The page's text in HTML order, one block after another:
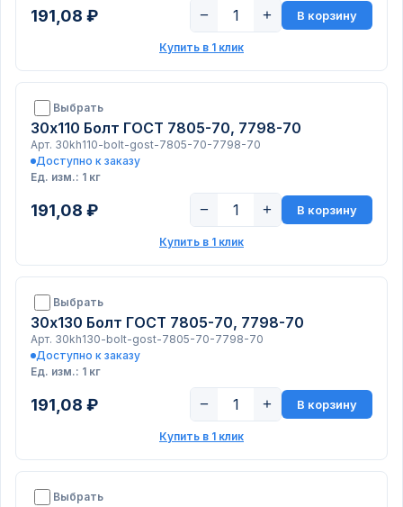
191,08 ₽ − + В корзину
Купить в 1 клик
Выбрать
30х110 Болт ГОСТ 7805-70, 7798-70
Арт. 30kh110-bolt-gost-7805-70-7798-70
Доступно к заказу
Ед. изм.: 1 кг
191,08 ₽ − + В корзину
Купить в 1 клик
Выбрать
30х130 Болт ГОСТ 7805-70, 7798-70
Арт. 30kh130-bolt-gost-7805-70-7798-70
Доступно к заказу
Ед. изм.: 1 кг
191,08 ₽ − + В корзину
Купить в 1 клик
Выбрать